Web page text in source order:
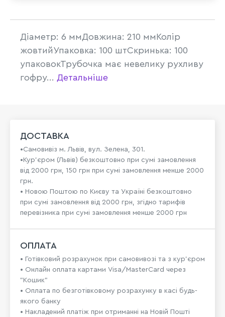
Діаметр: 6 ммДовжина: 210 ммКолір
жовтийУпаковка: 100 штСкринька: 100
упаковокТрубочка має невелику рухливу
гофру... Детальніше
ДОСТАВКА
•Самовивіз м. Львів, вул. Зелена, 301.
•Кур'єром (Львів) безкоштовно при сумі замовлення
від 2000 грн, 150 грн при сумі замовлення менше 2000
грн.
• Новою Поштою по Києву та Україні безкоштовно
при сумі замовлення від 2000 грн, згідно тарифів
перевізника при сумі замовлення менше 2000 грн
ОПЛАТА
• Готівковий розрахунок при самовивозі та з кур’єром
• Онлайн оплата картами Visa/MasterCard через
"Кошик"
• Оплата по безготівковому розрахунку в касі будь-
якого банку
• Накладений платіж при отриманні на Новій Пошті